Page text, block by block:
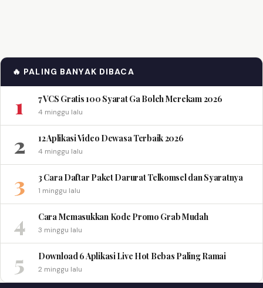
🔥 PALING BANYAK DIBACA
1 7 VCS Gratis 100 Syarat Ga Boleh Merekam 2026
4 minggu lalu
2 12 Aplikasi Video Dewasa Terbaik 2026
4 minggu lalu
3 3 Cara Daftar Paket Darurat Telkomsel dan Syaratnya
1 minggu lalu
4 Cara Memasukkan Kode Promo Grab Mudah
3 minggu lalu
5 Download 6 Aplikasi Live Hot Bebas Paling Ramai
2 minggu lalu